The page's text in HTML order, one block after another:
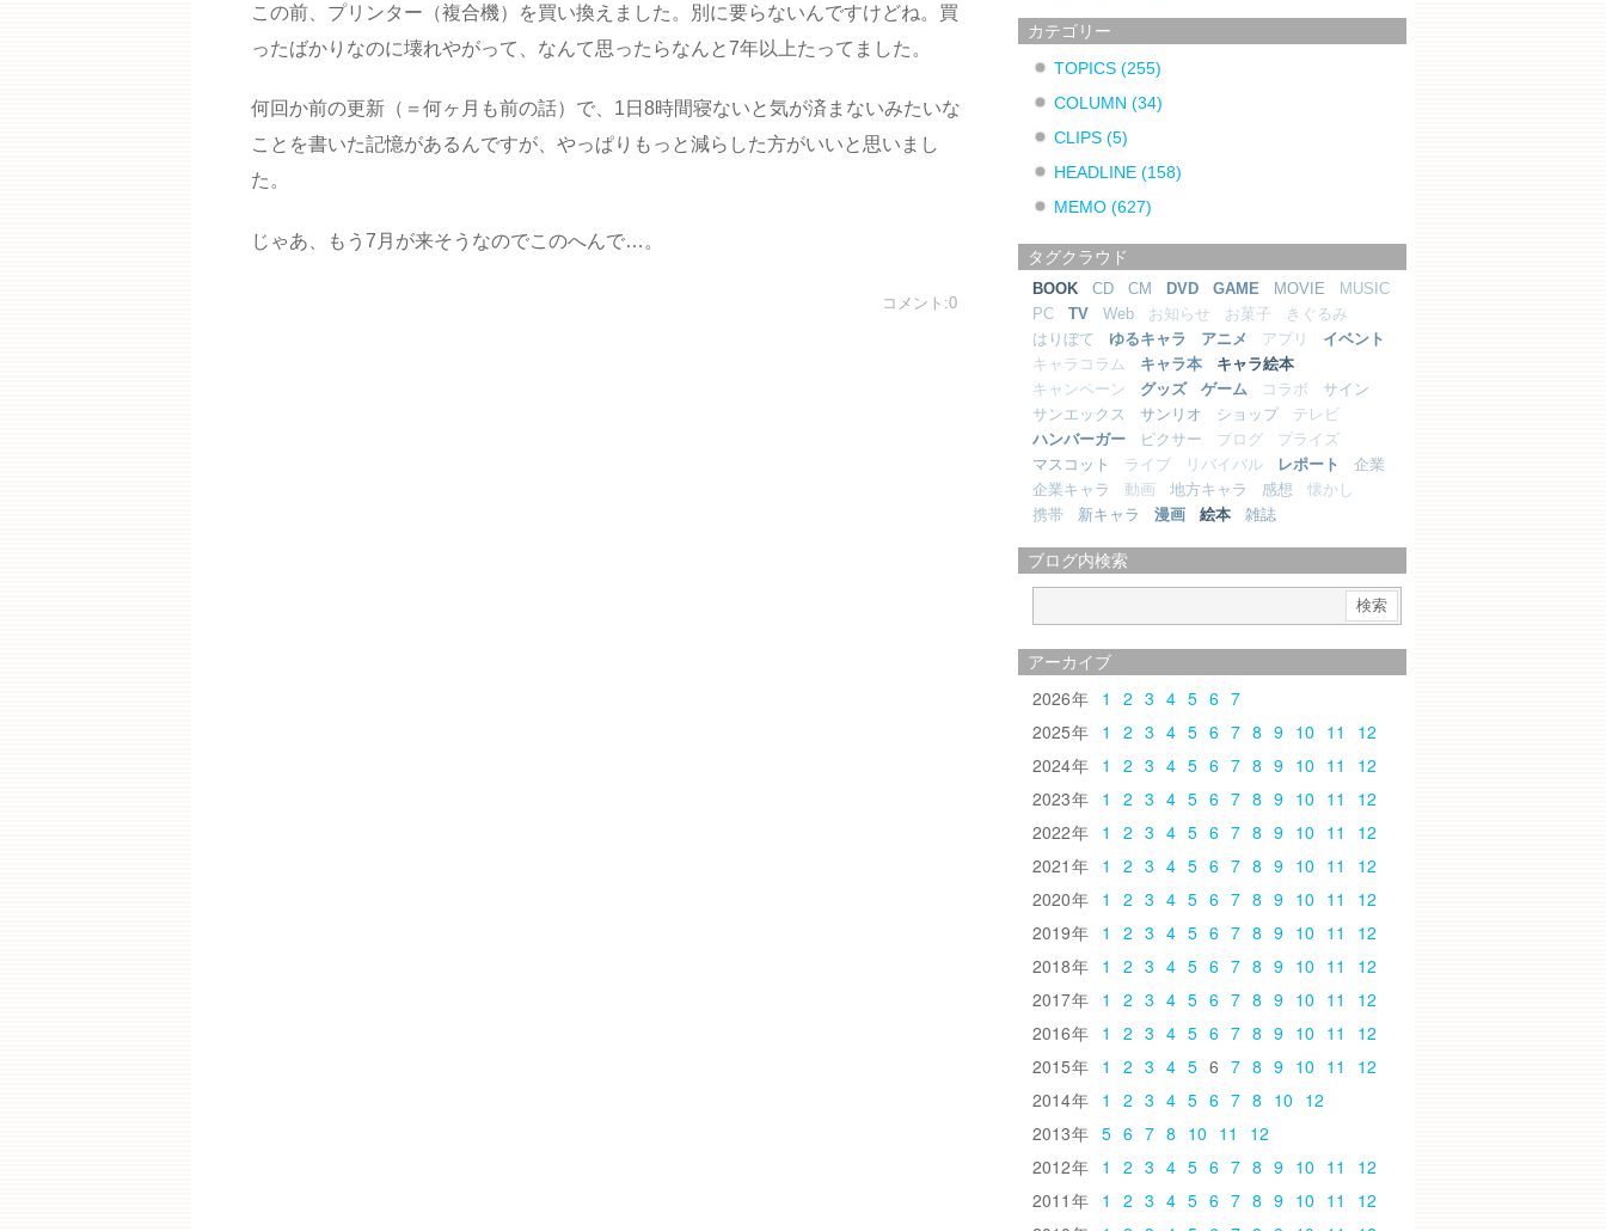
この前、プリンター（複合機）を買い換えました。別に要らないんですけどね。買
ったばかりなのに壊れやがって、なんて思ったらなんと7年以上たってました。
何回か前の更新（＝何ヶ月も前の話）で、1日8時間寝ないと気が済まないみたいな
ことを書いた記憶があるんですが、やっぱりもっと減らした方がいいと思いまし
た。
じゃあ、もう7月が来そうなのでこのへんで…。
コメント:0
カテゴリー
TOPICS(255)
COLUMN(34)
CLIPS(5)
HEADLINE(158)
MEMO(627)
タグクラウド
BOOK CD CM DVD GAME MOVIE
MUSIC
PC
TV Web お知らせ お菓子
きぐるみ
はりぼて
ゆるキャラ アニメ アプリ
イベント
キャラコラム
キャラ本
キャラ絵本
キャンペーン
グッズ ゲーム コラボ
サイン
サンエックス
サンリオ ショップ
テレビ
ハンバーガー
ピクサー ブログ
プライズ
マスコット
ライブ リバイバル レポート
企業
企業キャラ
動画 地方キャラ 感想
懐かし
携帯
新キャラ 漫画 絵本 雑誌
ブログ内検索
アーカイブ
2026 1 2 3 4 5 6 7
2025
1 2 3 4 5 6 7 8 9 10 11
12
2024
1 2 3 4 5 6 7 8 9 10 11
12
2023
1 2 3 4 5 6 7 8 9 10 11
12
2022
1 2 3 4 5 6 7 8 9 10 11
12
2021
1 2 3 4 5 6 7 8 9 10 11
12
2020
1 2 3 4 5 6 7 8 9 10 11
12
2019
1 2 3 4 5 6 7 8 9 10 11
12
2018
1 2 3 4 5 6 7 8 9 10 11
12
2017
1 2 3 4 5 6 7 8 9 10 11
12
2016
1 2 3 4 5 6 7 8 9 10 11
12
2015
1 2 3 4 5 6 7 8 9 10 11
12
2014
1 2 3 4 5 6 7 8 10 12
2013
5 6 7 8 10 11
12
2012
1 2 3 4 5 6 7 8 9 10 11
12
2011
1 2 3 4 5 6 7 8 9 10 11
12